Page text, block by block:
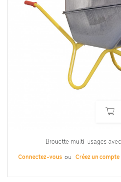
Brouette multi-usages
Connectez-vous ou Créez un compte